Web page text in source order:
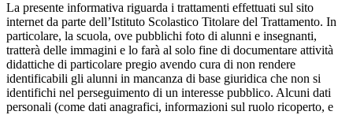
La presente informativa riguarda i trattamenti effettuati sul sito
internet da parte dell’Istituto Scolastico Titolare del Trattamento. In
particolare, la scuola, ove pubblichi foto di alunni e insegnanti,
tratterà delle immagini e lo farà al solo fine di documentare attività
didattiche di particolare pregio avendo cura di non rendere
identificabili gli alunni in mancanza di base giuridica che non si
identifichi nel perseguimento di un interesse pubblico. Alcuni dati
personali (come dati anagrafici, informazioni sul ruolo ricoperto, e